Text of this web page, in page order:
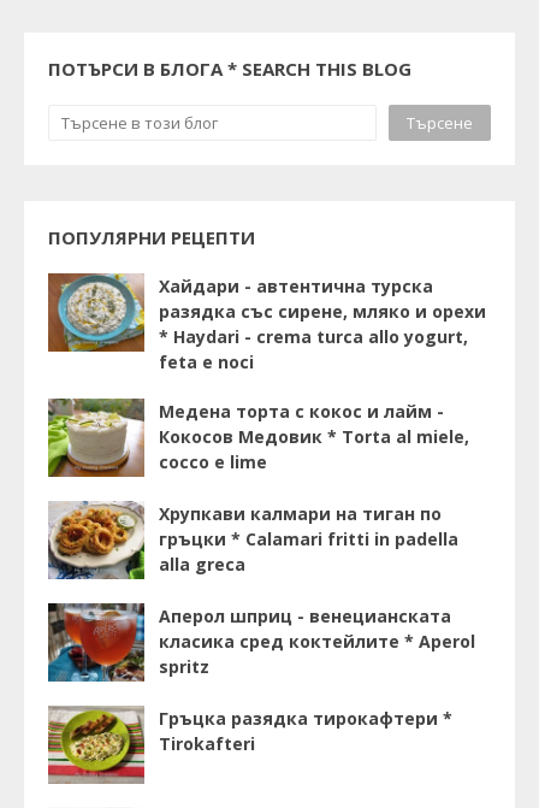
ПОТЪРСИ В БЛОГА * SEARCH THIS BLOG
ПОПУЛЯРНИ РЕЦЕПТИ
Хайдари - автентична турска
разядка със сирене, мляко и орехи
* Haydari - crema turca allo yogurt,
feta e noci
Медена торта с кокос и лайм -
Кокосов Медовик * Torta al miele,
cocco e lime
Хрупкави калмари на тиган по
гръцки * Calamari fritti in padella
alla greca
Аперол шприц - венецианската
класика сред коктейлите * Aperol
spritz
Гръцка разядка тирокафтери *
Tirokafteri